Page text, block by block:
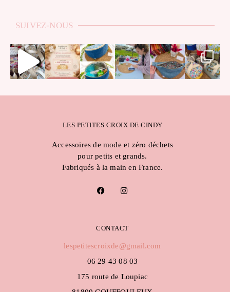
SUIVEZ-NOUS
LES PETITES CROIX DE CINDY
Accessoires de mode et zéro déchets
pour petits et grands.
Fabriqués à la main en France.
F
a
o
o
I
n
g
r
m
CONTACT
lespetitescroixde@gmail.com
06 29 43 08 03
175 route de Loupiac